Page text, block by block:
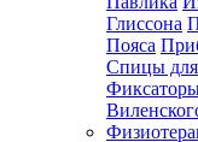
Глиссона
Пояса
Спицы для